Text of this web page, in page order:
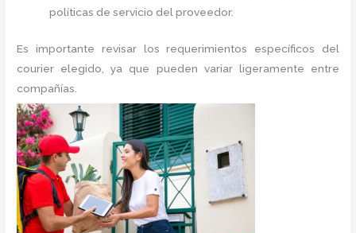
políticas de servicio del proveedor.
Es importante revisar los requerimientos específicos del
courier elegido, ya que pueden variar ligeramente entre
compañías.